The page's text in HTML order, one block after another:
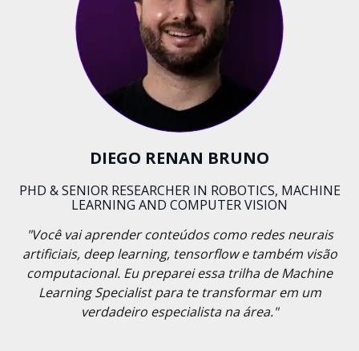
DIEGO RENAN BRUNO
PHD & SENIOR RESEARCHER IN ROBOTICS, MACHINE
LEARNING AND COMPUTER VISION
"Você vai aprender conteúdos como redes neurais
artificiais, deep learning, tensorflow e também visão
computacional. Eu preparei essa trilha de Machine
Learning Specialist para te transformar em um
verdadeiro especialista na área."